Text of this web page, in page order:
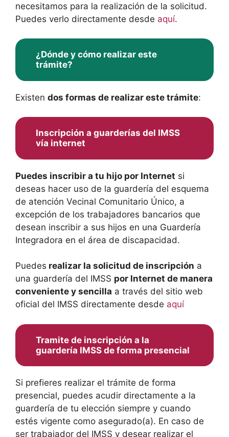
necesitamos para la realización de la solicitud.
Puedes verlo directamente desde aquí.
¿Dónde y cómo realizar este
trámite?
Existen dos formas de realizar este trámite:
Inscripción a guarderías del IMSS
vía internet
Puedes inscribir a tu hijo por Internet si
deseas hacer uso de la guardería del esquema
de atención Vecinal Comunitario Único, a
excepción de los trabajadores bancarios que
desean inscribir a sus hijos en una Guardería
Integradora en el área de discapacidad.
Puedes realizar la solicitud de inscripción a
una guardería del IMSS por Internet de manera
conveniente y sencilla a través del sitio web
oficial del IMSS directamente desde aquí
Tramite de inscripción a la
guardería IMSS de forma presencial
Si prefieres realizar el trámite de forma
presencial, puedes acudir directamente a la
guardería de tu elección siempre y cuando
estés vigente como asegurado(a). En caso de
ser trabajador del IMSS y desear realizar el